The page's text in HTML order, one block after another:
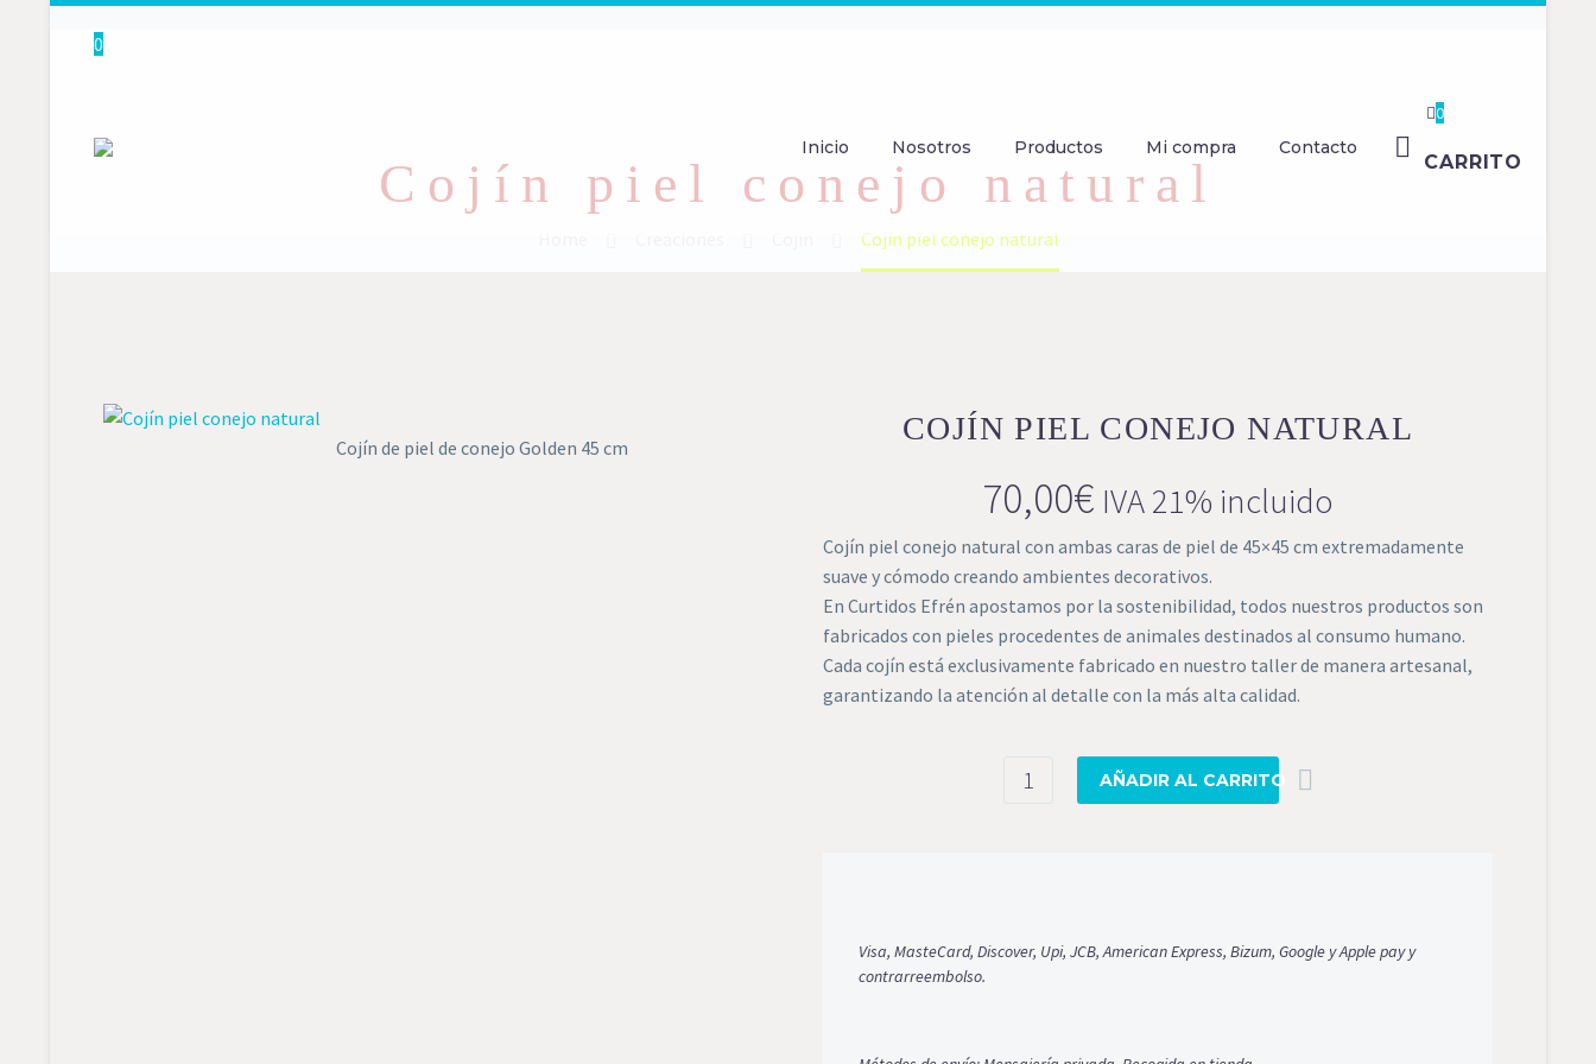
0
Inicio Nosotros Productos Mi compra Contacto
0
CARRITO
Cojín piel conejo natural
Cojín piel conejo natural
Cojín de piel de conejo Golden 45 cm
COJÍN PIEL CONEJO NATURAL
70,00€ IVA 21% incluido
Cojín piel conejo natural con ambas caras de piel de 45×45 cm extremadamente
suave y cómodo creando ambientes decorativos.
En Curtidos Efrén apostamos por la sostenibilidad, todos nuestros productos son
fabricados con pieles procedentes de animales destinados al consumo humano.
Cada cojín está exclusivamente fabricado en nuestro taller de manera artesanal,
garantizando la atención al detalle con la más alta calidad.
Cojín
AÑADIR AL CARRITO
Visa, MasteCard, Discover, Upi, JCB, American Express, Bizum, Google y Apple pay y
contrarreembolso.